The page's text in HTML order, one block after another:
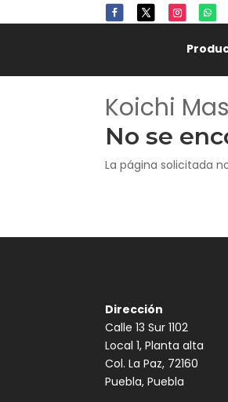
Koichi
No se
La página solicitada
Dirección
Calle 13 Sur 1102
Local 1, Planta alta
Col. La Paz, 72160
Puebla, Puebla